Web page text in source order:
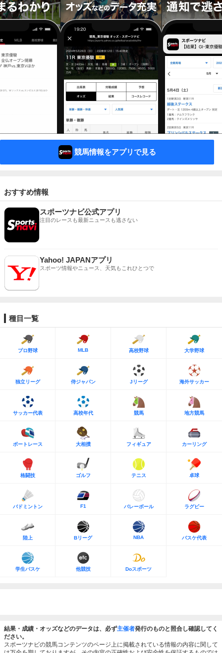
競馬情報をアプリで見る
おすすめ情報
スポーツナビ公式アプリ
注目のレースも最新ニュースも逃さない
Yahoo! JAPANアプリ
スポーツ情報やニュース、天気もこれひとつで
種目一覧
プロ野球 MLB 高校野球 大学野球
独立リーグ 侍ジャパン Jリーグ 海外サッカー
サッカー代表 高校年代 競馬 地方競馬
ボートレース 大相撲 フィギュア カーリング
格闘技 ゴルフ テニス 卓球
バドミントン F1 バレーボール ラグビー
陸上 Bリーグ NBA バスケ代表
学生バスケ 他競技 Doスポーツ
結果・成績・オッズなどのデータは、必ず主催者発行のものと照合し確認してく
ださい。
スポーツナビの競馬コンテンツのページ上に掲載されている情報の内容に関して